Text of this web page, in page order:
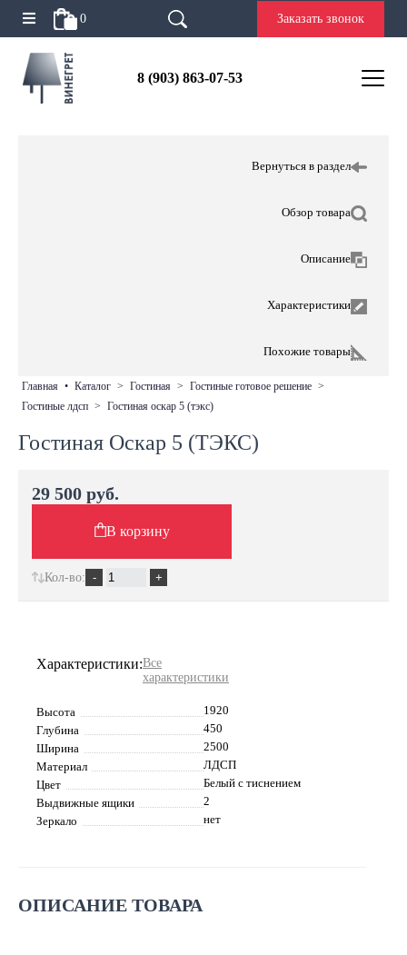
0 Заказать звонок
8 (903) 863-07-53
Вернуться в раздел
Обзор товара
Описание
Характеристики
Похожие товары
главная • каталог > гостиная > гостиные готовое решение >
гостиные лдсп > гостиная оскар 5 (тэкс)
Гостиная Оскар 5 (ТЭКС)
Характеристики:Все
характеристики
Высота
1920
Глубина
450
Ширина
2500
Материал
ЛДСП
Цвет
Белый с тиснением
Выдвижные ящики
2
Зеркало
нет
ОПИСАНИЕ ТОВАРА
29 500 руб.
В корзину
Кол-во: